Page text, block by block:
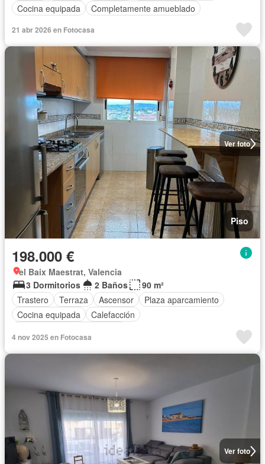
Cocina equipada
Completamente amueblado
21 abr 2026 en Fotocasa
Ver foto
Piso
198.000 €
el Baix Maestrat, Valencia
3 Dormitorios
2 Baños
90 m²
Trastero
Terraza Ascensor
Plaza aparcamiento
Cocina equipada
Calefacción
4 nov 2025 en Fotocasa
Ver foto